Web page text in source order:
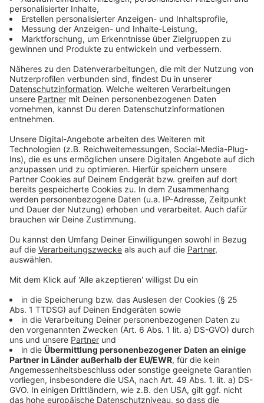
Der ADAC befürchtet während der Sperrung der
Leverkusener Brücke auf der A1 ein Stauchaos auf
den Ausweichrouten. Besonders auf der A3 zwischen
dem Kreuz Leverkusen und dem Dreieck Heumar droht
Stillstand.
"Pendler werden viel Geduld und gute Nerven
brauchen. Von vermeintlich kürzeren Ausweichrouten
durch die Stadt, zum Beispiel über die eingeschränkt
ab. Sonst droht hier ein Verkehrschaos", warnt ADAC
Verkehrsexperte Prof. Dr. Roman Suthold. Das
Staurisiko ist zwischen 7 und 9 Uhr sowie 15 und 18
Uhr am größten.
Anzeige
Keine Einschränkungen mehr für LKW
Wird die neue Brücke am 4. Februar freigegeben, fa
alle bisher geltenden Gewichtsbeschränkungen
(Überfahrtverbot für Fahrzeuge schwerer als 3,5
Tonnen) weg. LKW, Reisebusse und alle sonstigen
Fahrzeuge dürfen über die Brücke wieder fahren.
Deswegen werden während der Vollsperrung auch alle
LKW-Sperranlagen entfernt.